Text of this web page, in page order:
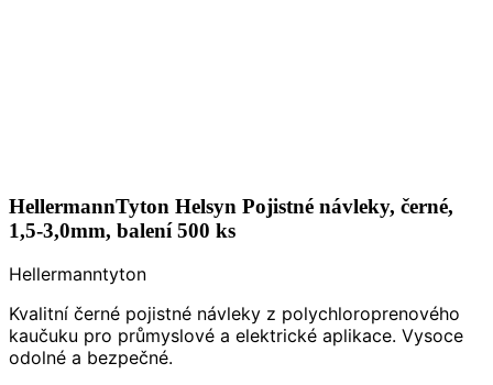
HellermannTyton Helsyn Pojistné návleky, černé,
1,5-3,0mm, balení 500 ks
Hellermanntyton
Kvalitní černé pojistné návleky z polychloroprenového
kaučuku pro průmyslové a elektrické aplikace. Vysoce
odolné a bezpečné.